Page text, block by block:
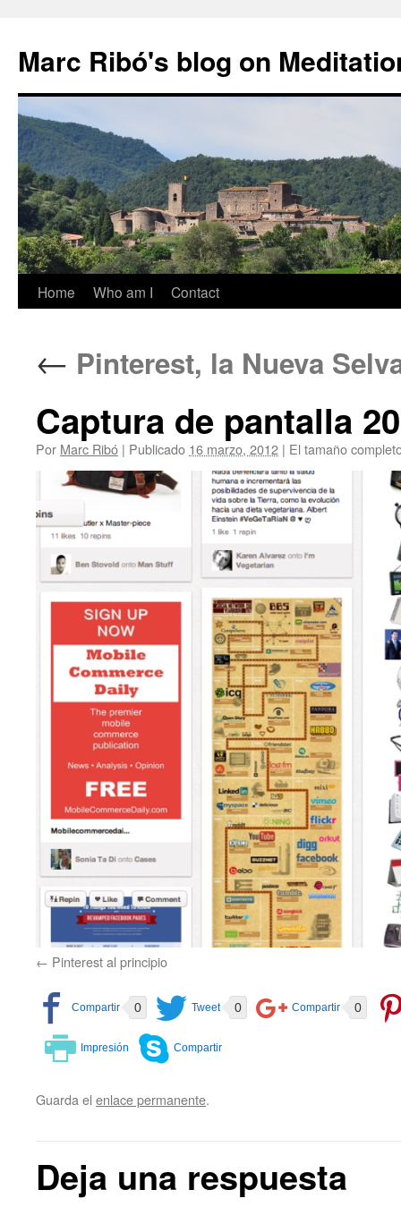
Marc Ribó's blog on
Saltar
contenido
Home Who am I Contact
← Pinterest, la Nueva
Captura de pantalla
Por Marc Ribó | Publicado 16 marzo, 2012 | El tamaño
Pinterest al principio
0 0 0
Guarda el enlace permanente.
Deja una respuesta